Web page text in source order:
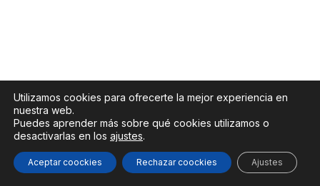
Todos los derechos © 2026 ElectrococinaExpress | Funciona
gracias aTema Astra para WordPress
Utilizamos cookies para ofrecerte la mejor experiencia en
nuestra web.
Puedes aprender más sobre qué cookies utilizamos o
desactivarlas en los ajustes.
Aceptar coockies Rechazar coockies Ajustes